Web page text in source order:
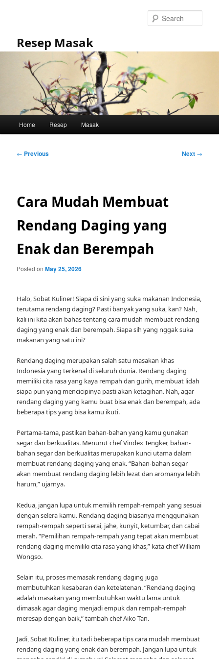
Resep Masak
Home Resep Masak
Post
← Previous Next →
Cara Mudah Membuat
Rendang Daging yang
Enak dan Berempah
Posted onMay 25, 2026
Halo, Sobat Kuliner! Siapa di sini yang suka makanan Indonesia,
terutama rendang daging? Pasti banyak yang suka, kan? Nah,
kali ini kita akan bahas tentang cara mudah membuat rendang
daging yang enak dan berempah. Siapa sih yang nggak suka
makanan yang satu ini?
Rendang daging merupakan salah satu masakan khas
Indonesia yang terkenal di seluruh dunia. Rendang daging
memiliki cita rasa yang kaya rempah dan gurih, membuat lidah
siapa pun yang mencicipinya pasti akan ketagihan. Nah, agar
rendang daging yang kamu buat bisa enak dan berempah, ada
beberapa tips yang bisa kamu ikuti.
Pertama-tama, pastikan bahan-bahan yang kamu gunakan
segar dan berkualitas. Menurut chef Vindex Tengker, bahan-
bahan segar dan berkualitas merupakan kunci utama dalam
membuat rendang daging yang enak. “Bahan-bahan segar
akan membuat rendang daging lebih lezat dan aromanya lebih
harum,” ujarnya.
Kedua, jangan lupa untuk memilih rempah-rempah yang sesuai
dengan selera kamu. Rendang daging biasanya menggunakan
rempah-rempah seperti serai, jahe, kunyit, ketumbar, dan cabai
merah. “Pemilihan rempah-rempah yang tepat akan membuat
rendang daging memiliki cita rasa yang khas,” kata chef William
Wongso.
Selain itu, proses memasak rendang daging juga
membutuhkan kesabaran dan ketelatenan. “Rendang daging
adalah masakan yang membutuhkan waktu lama untuk
dimasak agar daging menjadi empuk dan rempah-rempah
meresap dengan baik,” tambah chef Aiko Tan.
Jadi, Sobat Kuliner, itu tadi beberapa tips cara mudah membuat
rendang daging yang enak dan berempah. Jangan lupa untuk